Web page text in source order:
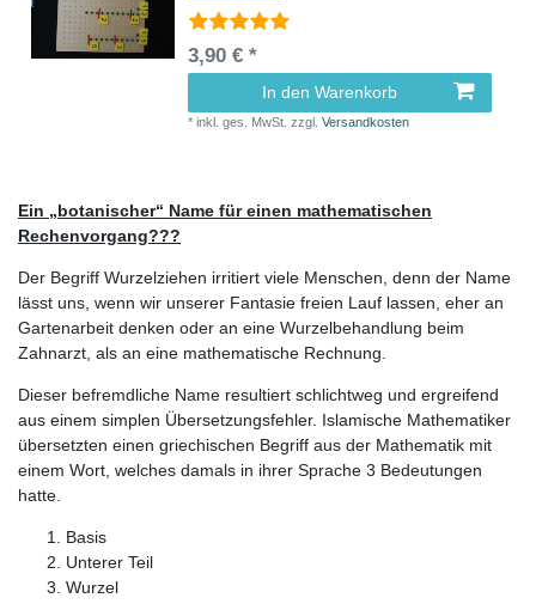
3,90 € *
In den Warenkorb
*inkl. ges. MwSt. zzgl.Versandkosten
Ein „botanischer“ Name für einen mathematischen
Rechenvorgang???
Der Begriff Wurzelziehen irritiert viele Menschen, denn der Name
lässt uns, wenn wir unserer Fantasie freien Lauf lassen, eher an
Gartenarbeit denken oder an eine Wurzelbehandlung beim
Zahnarzt, als an eine mathematische Rechnung.
Dieser befremdliche Name resultiert schlichtweg und ergreifend
aus einem simplen Übersetzungsfehler. Islamische Mathematiker
übersetzten einen griechischen Begriff aus der Mathematik mit
einem Wort, welches damals in ihrer Sprache 3 Bedeutungen
hatte.
Basis
Unterer Teil
Wurzel